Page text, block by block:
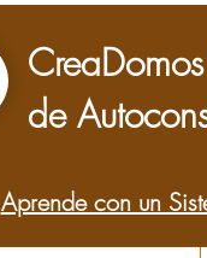
de
Aprende con un